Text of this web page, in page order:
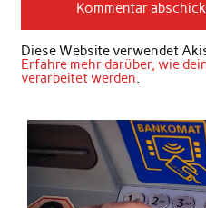
Diese Website verwendet
Erfahre mehr darüber, wie
verarbeitet werden